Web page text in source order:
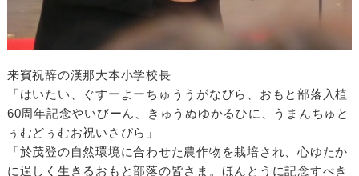
来賓祝辞の漢那大本小学校長
「はいたい、ぐすーよーちゅううがなびら、おもと部落入植
60周年記念やいびーん、きゅうぬゆかるひに、うまんちゅと
ぅむどぅむお祝いさびら」
「於茂登の自然環境に合わせた農作物を栽培され、心ゆたか
に逞しく生きるおもと部落の皆さま。ほんとうに記念すべき